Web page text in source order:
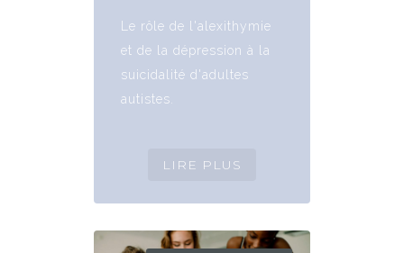
Le rôle de l'alexithymie
et de la dépression à la
suicidalité d'adultes
autistes.